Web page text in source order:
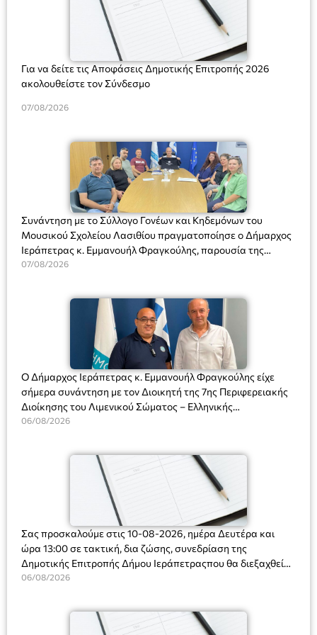
Για να δείτε τις Αποφάσεις Δημοτικής Επιτροπής 2026
ακολουθείστε τον Σύνδεσμο
07/08/2026
Συνάντηση με το Σύλλογο Γονέων και Κηδεμόνων του
Μουσικού Σχολείου Λασιθίου πραγματοποίησε ο Δήμαρχος
Ιεράπετρας κ. Εμμανουήλ Φραγκούλης, παρουσία της
Διευθύντριας του σχολείου κας Μαριάννας Χαΐτα.
07/08/2026
Ο Δήμαρχος Ιεράπετρας κ. Εμμανουήλ Φραγκούλης είχε
σήμερα συνάντηση με τον Διοικητή της 7ης Περιφερειακής
Διοίκησης του Λιμενικού Σώματος – Ελληνικής
Ακτοφυλακής (Λ.Σ.-ΕΛ.ΑΚΤ.), Αρχιπλοίαρχο Λ.Σ. κ. Ιωάννη
06/08/2026
Σας προσκαλούμε στις 10-08-2026, ημέρα Δευτέρα και
ώρα 13:00 σε τακτική, δια ζώσης, συνεδρίαση της
Δημοτικής Επιτροπής Δήμου Ιεράπετραςπου θα διεξαχθεί
στο Δημοτικό Κατάστημα, Δημοκρατίας 31 στην αίθουσα
και λήψη αποφάσεων στα παρακάτω θέματα:
06/08/2026